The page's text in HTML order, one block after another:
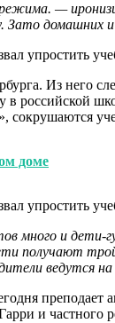
—
Зато домашних
Из него
в российской
доме
много и дети-
получают
ведутся
и частного